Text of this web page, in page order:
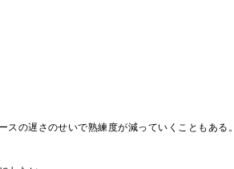
の遅さのせいで熟練度が減っていくこともある。